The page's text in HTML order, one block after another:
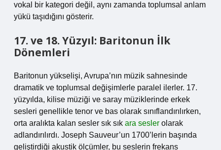
vokal bir kategori değil, aynı zamanda toplumsal anlam
yükü taşıdığını gösterir.
17. ve 18. Yüzyıl: Baritonun İlk
Dönemleri
Baritonun yükselişi, Avrupa’nın müzik sahnesinde
dramatik ve toplumsal değişimlerle paralel ilerler. 17.
yüzyılda, kilise müziği ve saray müziklerinde erkek
sesleri genellikle tenor ve bas olarak sınıflandırılırken,
orta aralıkta kalan sesler sık sık ara sesler olarak
adlandırılırdı. Joseph Sauveur’un 1700’lerin başında
geliştirdiği akustik ölçümler, bu seslerin frekans